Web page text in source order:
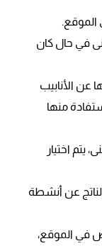
الموقع.
في حال كان
عن الأنابيب
منها
يتم اختيار
عن أنشطة
في الموقع،